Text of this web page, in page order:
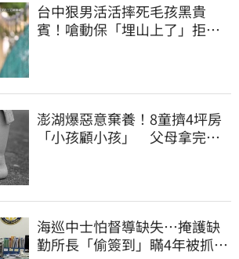
台中狠男活活摔死毛孩黑貴
賓！嗆動保「埋山上了」拒交
澎湖爆惡意棄養！8童擠4坪房
「小孩顧小孩」 父母拿完補
海巡中士怕督導缺失…掩護缺
勤所長「偷簽到」瞞4年被抓